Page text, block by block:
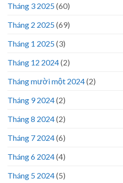
Tháng 3 2025(60)
Tháng 2 2025(69)
Tháng 1 2025(3)
Tháng 12 2024(2)
Tháng mười một 2024(2)
Tháng 9 2024(2)
Tháng 8 2024(2)
Tháng 7 2024(6)
Tháng 6 2024(4)
Tháng 5 2024(5)